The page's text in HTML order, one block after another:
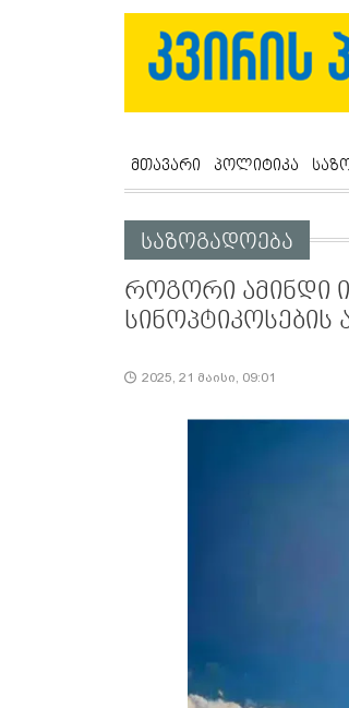
მთავარი პოლიტიკა
საზოგადოება
როგორი ამინდი
2025, 21 მაისი, 09:01